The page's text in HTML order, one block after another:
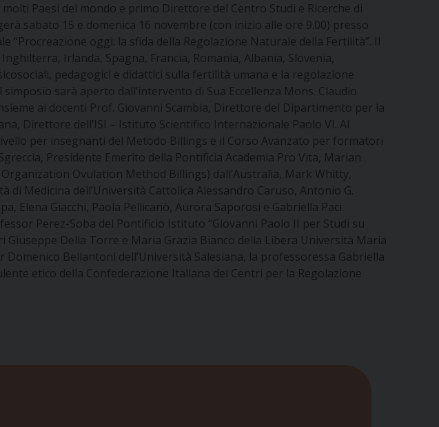
Paesi del mondo e primo Direttore del Centro Studi e Ricerche di
sabato 15 e domenica 16 novembre (con inizio alle ore 9.00) presso
“Procreazione oggi: la sfida della Regolazione Naturale della Fertilità”. Il
Irlanda, Spagna, Francia, Romania, Albania, Slovenia,
pedagogici e didattici sulla fertilità umana e la regolazione
simposio sarà aperto dall’intervento di Sua Eccellenza Mons. Claudio
ai docenti Prof. Giovanni Scambia, Direttore del Dipartimento per la
Direttore dell’ISI – Istituto Scientifico Internazionale Paolo VI. Al
per insegnanti del Metodo Billings e il Corso Avanzato per formatori
Presidente Emerito della Pontificia Academia Pro Vita, Marian
Ovulation Method Billings) dall’Australia, Mark Whitty,
Medicina dell’Università Cattolica Alessandro Caruso, Antonio G.
Elena Giacchi, Paola Pellicanò, Aurora Saporosi e Gabriella Paci.
Perez-Soba del Pontificio Istituto “Giovanni Paolo II per Studi su
Della Torre e Maria Grazia Bianco della Libera Università Maria
Bellantoni dell’Università Salesiana, la professoressa Gabriella
etico della Confederazione Italiana dei Centri per la Regolazione